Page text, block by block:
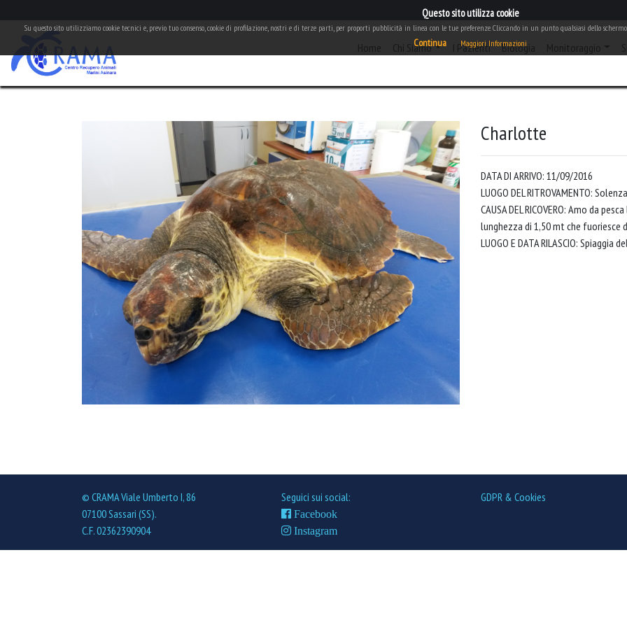
Home(current)
Chi Siamo I Pazienti Biologia Monitoraggio
Charlotte
DATA DI ARRIVO: 11/09/2016
LUOGO DEL RITROVAMENTO:
CAUSA DEL RICOVERO: Amo da
lunghezza di 1,50 mt che
LUOGO E DATA RILASCIO: Spiaggia
© CRAMA Viale Umberto I, 86
07100 Sassari (SS).
C.F. 02362390904
Seguici sui social:
Facebook
Instagram
GDPR & Cookies
Questo sito utilizza cookie
Su questo sito utilizziamo cookie tecnici e, previo tuo consenso, cookie di profilazione, nostri e di terze parti, per proporti pubblicità in linea con le tue preferenze. Cliccando in un punto qualsiasi dello
Continua Maggiori Informazioni